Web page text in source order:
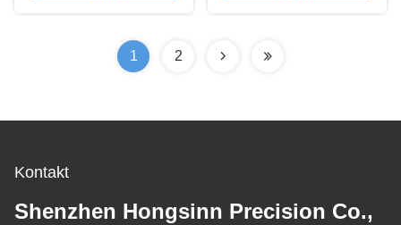
1 2
Kontakt
Shenzhen Hongsinn Precision Co.,